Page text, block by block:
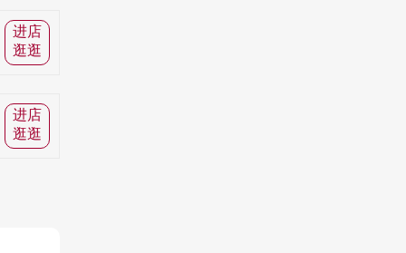
进店
逛逛
进店
逛逛